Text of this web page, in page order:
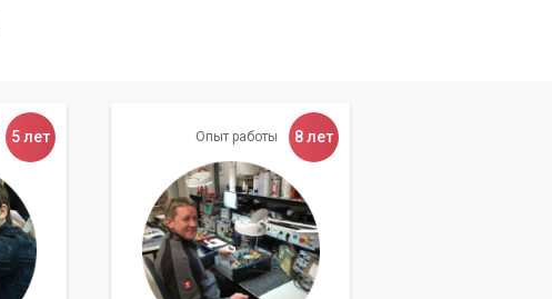
5 лет Опыт работы 8 лет